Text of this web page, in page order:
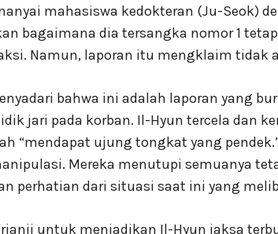
mahasiswa kedokteran (Ju-Seok)
bagaimana dia tersangka nomor 1
Namun, laporan itu mengklaim tidak
bahwa ini adalah laporan yang
jari pada korban. Il-Hyun tercela dan
“mendapat ujung tongkat yang
Mereka menutupi semuanya
perhatian dari situasi saat ini yang
untuk menjadikan Il-Hyun jaksa